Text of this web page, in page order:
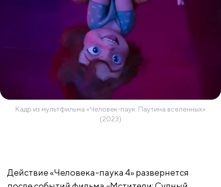
Кадр из мультфильма «Человек-паук: Паутина вселенных»
(2023)
Действие «Человека-паука 4» развернется